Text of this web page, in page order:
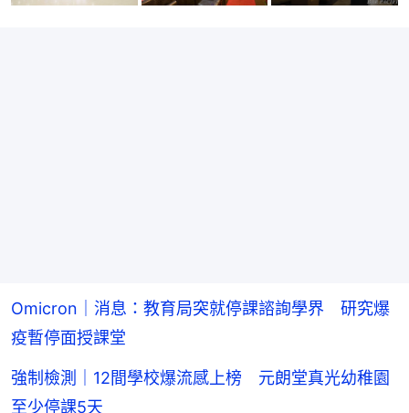
Omicron｜消息：教育局突就停課諮詢學界 研究爆
疫暫停面授課堂
強制檢測｜12間學校爆流感上榜 元朗堂真光幼稚園
至少停課5天